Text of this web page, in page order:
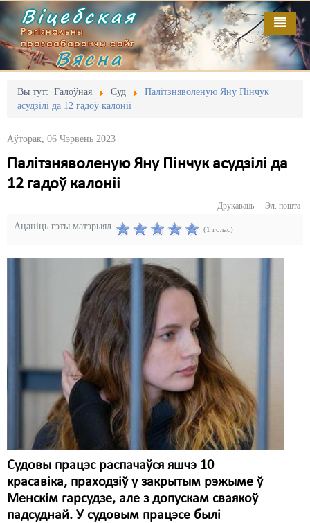
Віцебская
Рэгіянальны
праваабарончы сайт
Вясна
Вы тут: Галоўная Суд
Палітзняволеную Яну Пінчук
асудзілі да 12 гадоў калоніі
Аўторак, 06 Чэрвень 2023
Палітзняволеную Яну Пінчук асудзілі да
12 гадоў калоніі
Друкаваць Эл. пошта
Ацаніць гэты матэрыял (1 голас)
Судовы працэс распачаўся яшчэ 10
красавіка, праходзіў у закрытым рэжыме ў
Менскім гарсудзе, але з допускам сваякоў
падсуднай. У судовым працэсе былі
Галоўная
Адміністрацыйны перасьлед
Безбар'ернае асяродзьдзе
Дзяржава
Дыскрымінацыя
Карная псыхіятрыя
Культурныя правы
ЛПП
Мігранты
Мірныя сходы
Палітвязьні
Праваабаронцы
Выданьні
Кантакт